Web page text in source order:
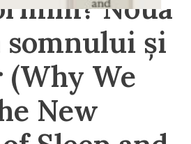
Noua
și
(Why We
New